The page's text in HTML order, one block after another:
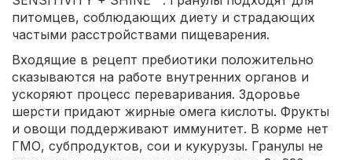
питомцев, соблюдающих диету и страдающих
частыми расстройствами пищеварения.
Входящие в рецепт пребиотики положительно
сказываются на работе внутренних органов и
ускоряют процесс переваривания. Здоровье
шерсти придают жирные омега кислоты. Фрукты
и овощи поддерживают иммунитет. В корме нет
ГМО, субпродуктов, сои и кукурузы. Гранулы не